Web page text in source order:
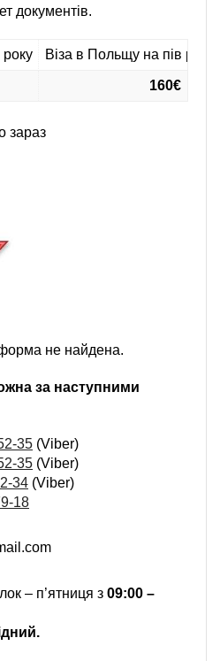
документів.
Віза в Польщу на пів року
160€
зараз
не найдена.
за наступними
35 (Viber)
35 (Viber)
34 (Viber)
18
– п’ятниця з 09:00 –